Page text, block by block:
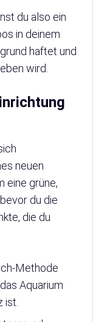
du also ein
in deinem
haftet und
wird.
neuen
eine grüne,
du die
die du
Methode
Aquarium
ist.